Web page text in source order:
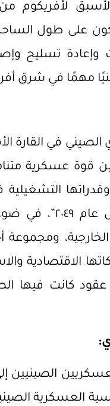
على طول
تسليح
مهمًا في شرق
في القارة
قوة عسكرية
وقدراتها
الكبرى للأمة
الاقتصادية
بعد عقود كانت
الصينيين
العسكرية